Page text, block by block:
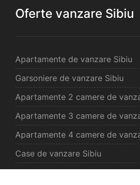
Oferte vanzare Sibiu
Apartamente de vanzare Sibiu
Garsoniere de vanzare Sibiu
Apartamente 2 camere de
Apartamente 3 camere de
Apartamente 4 camere de
Case de vanzare Sibiu
Spatii comercilale de vanzare